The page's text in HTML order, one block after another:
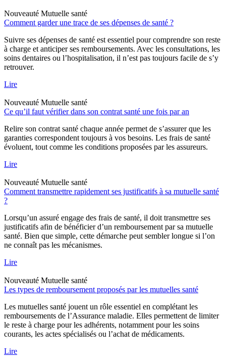
Nouveauté Mutuelle santé
Comment garder une trace de ses dépenses de santé ?
Suivre ses dépenses de santé est essentiel pour comprendre son reste
à charge et anticiper ses remboursements. Avec les consultations, les
soins dentaires ou l’hospitalisation, il n’est pas toujours facile de s’y
retrouver.
Lire
Nouveauté Mutuelle santé
Ce qu’il faut vérifier dans son contrat santé une fois par an
Relire son contrat santé chaque année permet de s’assurer que les
garanties correspondent toujours à vos besoins. Les frais de santé
évoluent, tout comme les conditions proposées par les assureurs.
Lire
Nouveauté Mutuelle santé
Comment transmettre rapidement ses justificatifs à sa mutuelle santé
?
Lorsqu’un assuré engage des frais de santé, il doit transmettre ses
justificatifs afin de bénéficier d’un remboursement par sa mutuelle
santé. Bien que simple, cette démarche peut sembler longue si l’on
ne connaît pas les mécanismes.
Lire
Nouveauté Mutuelle santé
Les types de remboursement proposés par les mutuelles santé
Les mutuelles santé jouent un rôle essentiel en complétant les
remboursements de l’Assurance maladie. Elles permettent de limiter
le reste à charge pour les adhérents, notamment pour les soins
courants, les actes spécialisés ou l’achat de médicaments.
Lire